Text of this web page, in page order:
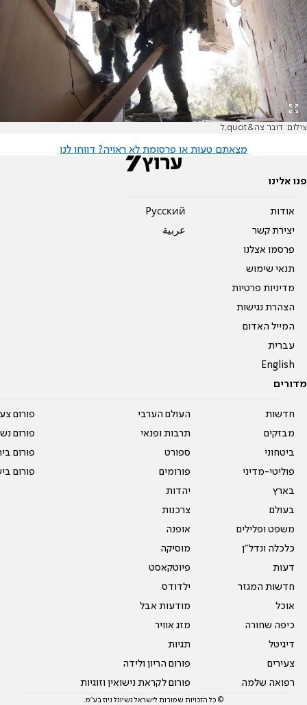
צילום: דובר צה&quot;ל
מצאתם טעות או פרסומת לא ראויה? דווחו לנו
פנו אלינו
אודות
יצירת קשר
פרסמו אצלנו
תנאי שימוש
מדיניות פרטיות
הצהרת נגישות
המייל האדום
עברית
English
Pусский
عربية
מדורים
חדשות
מבזקים
ביטחוני
פוליטי-מדיני
בארץ
בעולם
משפט ופלילים
כלכלה ונדל"ן
דעות
חדשות המגזר
אוכל
כיפה שחורה
דיגיטל
צעירים
רפואה שלמה
העולם הערבי
תרבות ופנאי
ספורט
פורומים
יהדות
צרכנות
אופנה
מוסיקה
פיוטקאסט
ילדודס
מודעות אבל
מזג אוויר
תגיות
פורום הריון ולידה
פורום לקראת נישואין וזוגיות
פורום
פורום
פורום
פורום
© כל הזכויות שמורות לישראל נשיונל ניוז בע"מ.